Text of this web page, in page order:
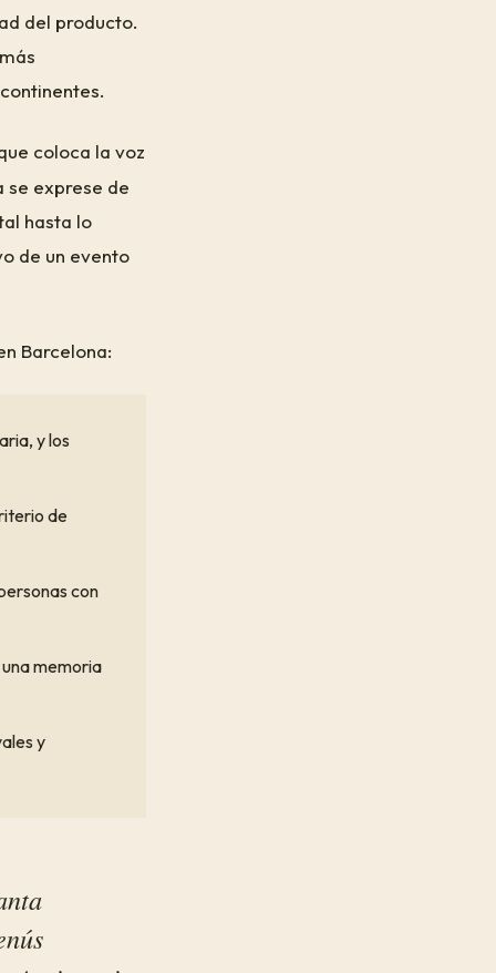
del producto.
coloca la voz
se exprese de
hasta lo
de un evento
Barcelona:
y los
de
con
memoria
y